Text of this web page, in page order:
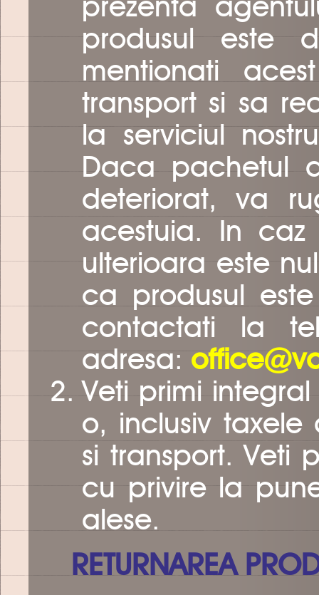
prezenta
produsul este
mentionati
transport si sa
la serviciul
Daca pachetul
deteriorat, va
acestuia. In caz
ulterioara este
ca produsul
contactati la
adresa:
Veti primi
o, inclusiv
si transport. Veti
cu privire la
alese.
RETURNAREA